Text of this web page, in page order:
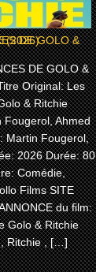
& RITCHIE (2026)
DE GOLO &
Original: Les
& Ritchie
Fougerol, Ahmed
Martin Fougerol,
2026 Durée: 80
Comédie,
Films SITE
du film:
Golo & Ritchie
Ritchie , […]